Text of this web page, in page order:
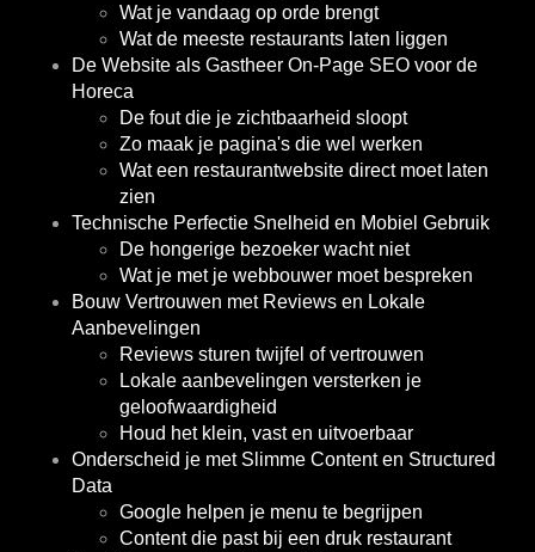
Wat je vandaag op orde brengt
Wat de meeste restaurants laten liggen
De Website als Gastheer On-Page SEO voor de
Horeca
De fout die je zichtbaarheid sloopt
Zo maak je pagina's die wel werken
Wat een restaurantwebsite direct moet laten
zien
Technische Perfectie Snelheid en Mobiel Gebruik
De hongerige bezoeker wacht niet
Wat je met je webbouwer moet bespreken
Bouw Vertrouwen met Reviews en Lokale
Aanbevelingen
Reviews sturen twijfel of vertrouwen
Lokale aanbevelingen versterken je
geloofwaardigheid
Houd het klein, vast en uitvoerbaar
Onderscheid je met Slimme Content en Structured
Data
Google helpen je menu te begrijpen
Content die past bij een druk restaurant